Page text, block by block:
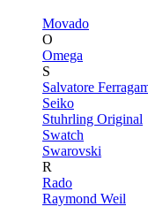
Movado
O
Omega
S
Salvatore
Seiko
Stuhrling Original
Swatch
Swarovski
R
Rado
Raymond Weil